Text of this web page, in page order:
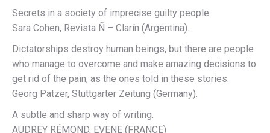
Secrets in a society of imprecise guilty people.
Sara Cohen, Revista Ñ – Clarín (Argentina).
Dictatorships destroy human beings, but there are people
who manage to overcome and make amazing decisions to
get rid of the pain, as the ones told in these stories.
Georg Patzer, Stuttgarter Zeitung (Germany).
A subtle and sharp way of writing.
AUDREY RÉMOND, EVENE (FRANCE)